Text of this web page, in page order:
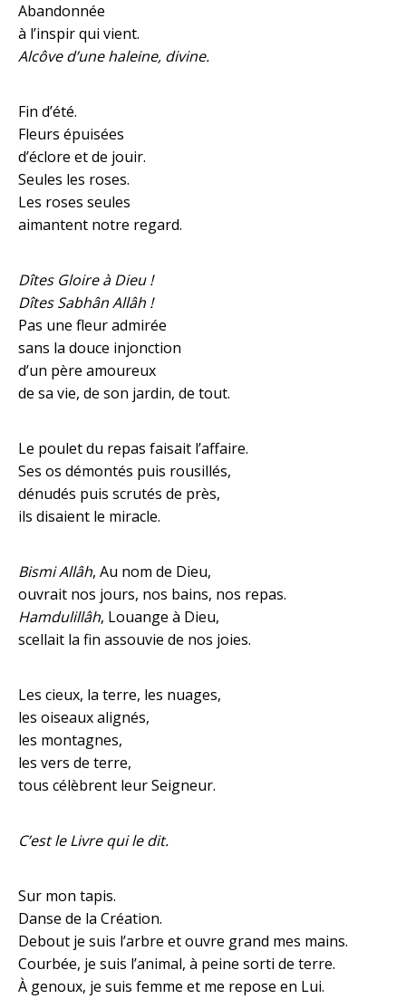
Abandonnée
à l’inspir qui vient.
Alcôve d’une haleine, divine.
Fin d’été.
Fleurs épuisées
d’éclore et de jouir.
Seules les roses.
Les roses seules
aimantent notre regard.
Dîtes Gloire à Dieu !
Dîtes Sabhân Allâh !
Pas une fleur admirée
sans la douce injonction
d’un père amoureux
de sa vie, de son jardin, de tout.
Le poulet du repas faisait l’affaire.
Ses os démontés puis rousillés,
dénudés puis scrutés de près,
ils disaient le miracle.
Bismi Allâh, Au nom de Dieu,
ouvrait nos jours, nos bains, nos repas.
Hamdulillâh, Louange à Dieu,
scellait la fin assouvie de nos joies.
Les cieux, la terre, les nuages,
les oiseaux alignés,
les montagnes,
les vers de terre,
tous célèbrent leur Seigneur.
C’est le Livre qui le dit.
Sur mon tapis.
Danse de la Création.
Debout je suis l’arbre et ouvre grand mes mains.
Courbée, je suis l’animal, à peine sorti de terre.
À genoux, je suis femme et me repose en Lui.